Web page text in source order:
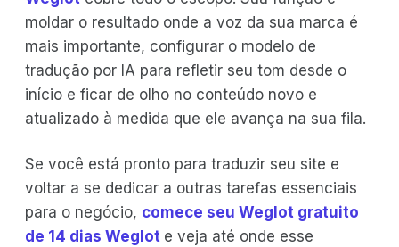
moldar o resultado onde a voz da sua marca é
mais importante, configurar o modelo de
tradução por IA para refletir seu tom desde o
início e ficar de olho no conteúdo novo e
atualizado à medida que ele avança na sua fila.
Se você está pronto para traduzir seu site e
voltar a se dedicar a outras tarefas essenciais
para o negócio, comece seu Weglot gratuito
de 14 dias Weglot e veja até onde esse